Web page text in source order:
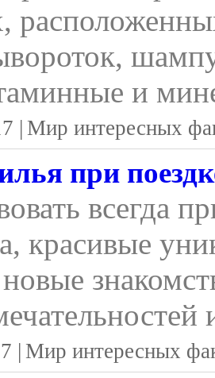
и
| Мир интересных
при
всегда
красивые
| Мир интересных